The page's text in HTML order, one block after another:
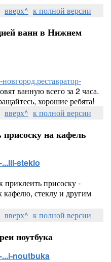
вверх^ к полной версии
ванн в Нижнем
ванную всего за 2 часа.
хорошие ребята!
вверх^ к полной версии
на кафель
steklo
приклеить присоску -
кафелю, стеклу и другим
вверх^ к полной версии
ноутбука
noutbuka